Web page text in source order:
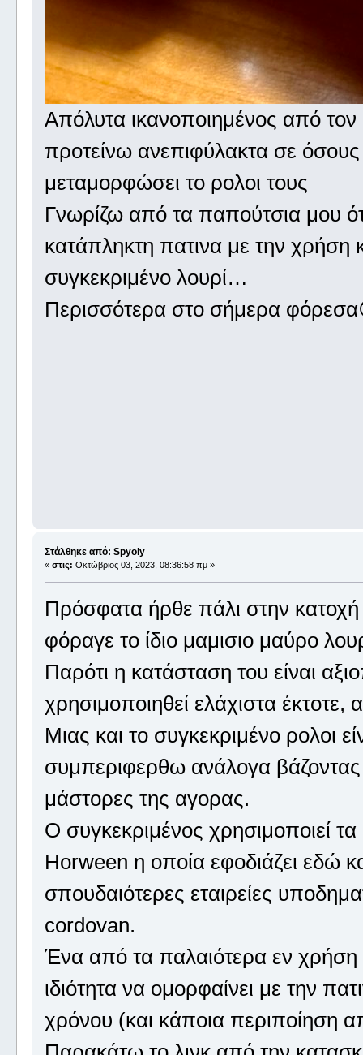
Απόλυτα ικανοποιημένος από τον
προτείνω ανεπιφύλακτα σε
μεταμορφώσει το ρολοι τους
Γνωρίζω από τα παπούτσια μου
κατάπληκτη πατινα με την χρήση
συγκεκριμένο λουρί…
Περισσότερα στο σήμερα
Στάλθηκε από: Spyoly
« στις: Οκτώβριος 03, 2023, 08:36:58 πμ »
Πρόσφατα ήρθε πάλι στην
φόραγε το ίδιο μαμισιο μαύρο
Παρότι η κατάσταση του είναι
χρησιμοποιηθεί ελάχιστα
Μιας και το συγκεκριμένο ρολοι
συμπεριφερθω ανάλογα
μάστορες της αγορας.
Ο συγκεκριμένος χρησιμοποιεί
Horween η οποία εφοδιάζει εδώ
σπουδαιότερες εταιρείες
cordovan.
Ένα από τα παλαιότερα εν χρήση
ιδιότητα να ομορφαίνει με την
χρόνου (και κάποια περιποίηση